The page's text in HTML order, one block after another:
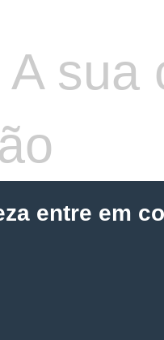
A sua
entre em